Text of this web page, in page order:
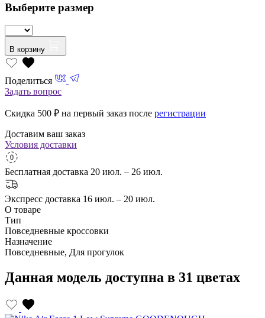
Выберите размер
В корзину
Поделиться
Задать вопрос
Скидка 500 ₽ на первый заказ после регистрации
Доставим ваш заказ
Условия доставки
Бесплатная доставка 20 июл. – 26 июл.
Экспресс доставка 16 июл. – 20 июл.
О товаре
Тип
Повседневные кроссовки
Назначение
Повседневные, Для прогулок
Данная модель доступна в 31 цветах